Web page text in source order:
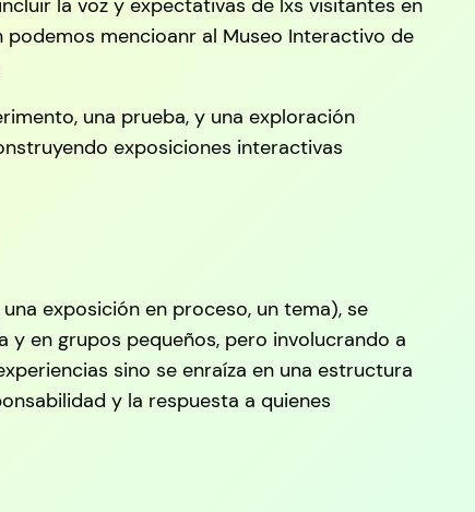
la voz y expectativas de lxs visitantes en
mencioanr al Museo Interactivo de
una prueba, y una exploración
exposiciones interactivas
exposición en proceso, un tema), se
en grupos pequeños, pero involucrando a
sino se enraíza en una estructura
y la respuesta a quienes